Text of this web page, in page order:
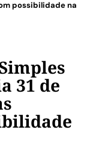
possibilidade na
31 de